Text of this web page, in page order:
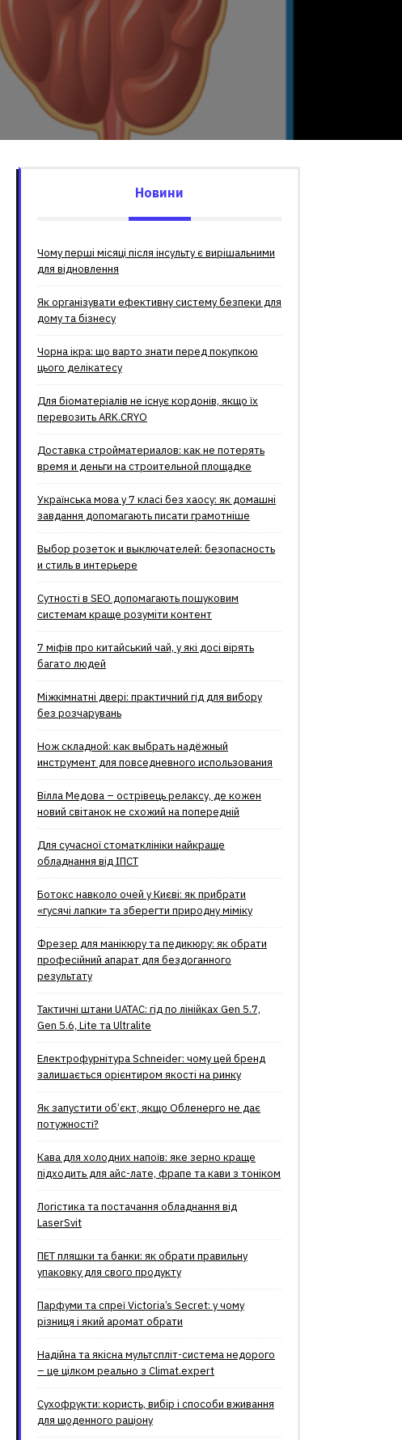
Новини
Чому перші місяці після інсульту є вирішальними
для відновлення
Як організувати ефективну систему безпеки для
дому та бізнесу
Чорна ікра: що варто знати перед покупкою
цього делікатесу
Для біоматеріалів не існує кордонів, якщо їх
перевозить ARK.CRYO
Доставка стройматериалов: как не потерять
время и деньги на строительной площадке
Українська мова у 7 класі без хаосу: як домашні
завдання допомагають писати грамотніше
Выбор розеток и выключателей: безопасность
и стиль в интерьере
Сутності в SEO допомагають пошуковим
системам краще розуміти контент
7 міфів про китайський чай, у які досі вірять
багато людей
Міжкімнатні двері: практичний гід для вибору
без розчарувань
Нож складной: как выбрать надёжный
инструмент для повседневного использования
Вілла Медова – острівець релаксу, де кожен
новий світанок не схожий на попередній
Для сучасної стоматклініки найкраще
обладнання від ІПСТ
Ботокс навколо очей у Києві: як прибрати
«гусячі лапки» та зберегти природну міміку
Фрезер для манікюру та педикюру: як обрати
професійний апарат для бездоганного
результату
Тактичні штани UATAC: гід по лінійках Gen 5.7,
Gen 5.6, Lite та Ultralite
Електрофурнітура Schneider: чому цей бренд
залишається орієнтиром якості на ринку
Як запустити об’єкт, якщо Обленерго не дає
потужності?
Кава для холодних напоїв: яке зерно краще
підходить для айс-лате, фрапе та кави з тоніком
Логістика та постачання обладнання від
LaserSvit
ПЕТ пляшки та банки: як обрати правильну
упаковку для свого продукту
Парфуми та спреї Victoria’s Secret: у чому
різниця і який аромат обрати
Надійна та якісна мультспліт-система недорого
– це цілком реально з Climat.еxpert
Сухофрукти: користь, вибір і способи вживання
для щоденного раціону